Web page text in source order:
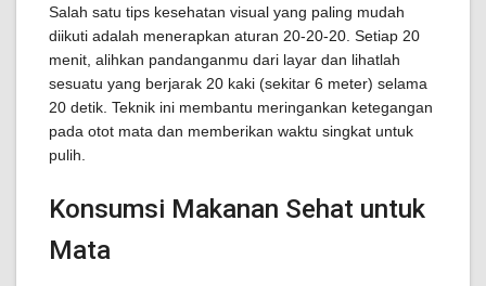
Salah satu tips kesehatan visual yang paling mudah
diikuti adalah menerapkan aturan 20-20-20. Setiap 20
menit, alihkan pandanganmu dari layar dan lihatlah
sesuatu yang berjarak 20 kaki (sekitar 6 meter) selama
20 detik. Teknik ini membantu meringankan ketegangan
pada otot mata dan memberikan waktu singkat untuk
pulih.
Konsumsi Makanan Sehat untuk
Mata